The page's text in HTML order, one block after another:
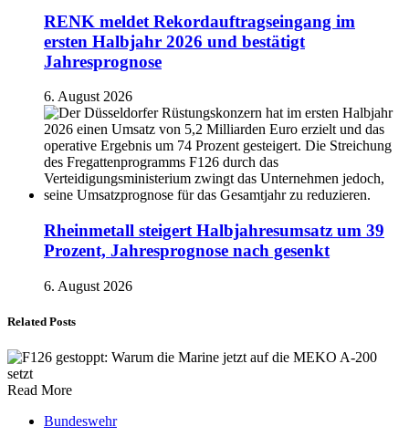
RENK meldet Rekordauftragseingang im
ersten Halbjahr 2026 und bestätigt
Jahresprognose
6. August 2026
Rheinmetall steigert Halbjahresumsatz um 39
Prozent, Jahresprognose nach gesenkt
6. August 2026
Related Posts
Read More
Bundeswehr